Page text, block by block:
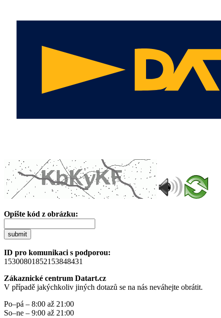
Opište kód z obrázku:
submit
ID pro komunikaci s podporou:
15300801852153848431
Zákaznické centrum Datart.cz
V případě jakýchkoliv jiných dotazů se na nás neváhejte obrátit.
Po–pá – 8:00 až 21:00
So–ne – 9:00 až 21:00